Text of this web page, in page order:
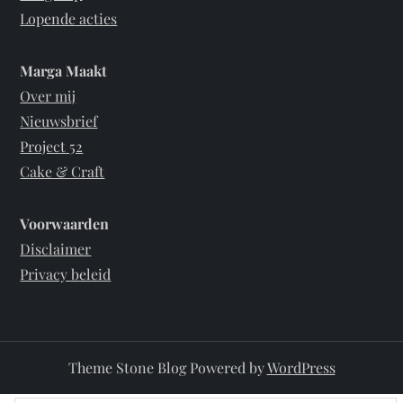
n
p
a
g
i
n
e
Lopende acties
Marga Maakt
Over mij
Nieuwsbrief
Project 52
Cake & Craft
Voorwaarden
Disclaimer
Privacy beleid
Theme Stone Blog Powered byWordPress